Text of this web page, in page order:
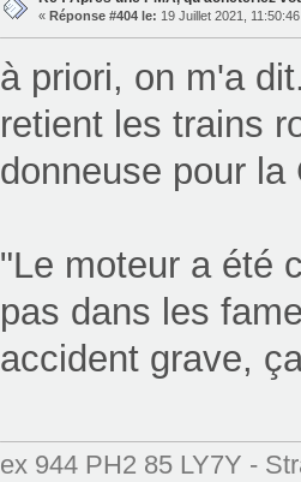
« Réponse #404 le: 19 Juillet 2021,
à priori, on m'a
retient les trains
donneuse pour
"Le moteur a été
pas dans les
accident grave,
ex 944 PH2 85 LY7Y -